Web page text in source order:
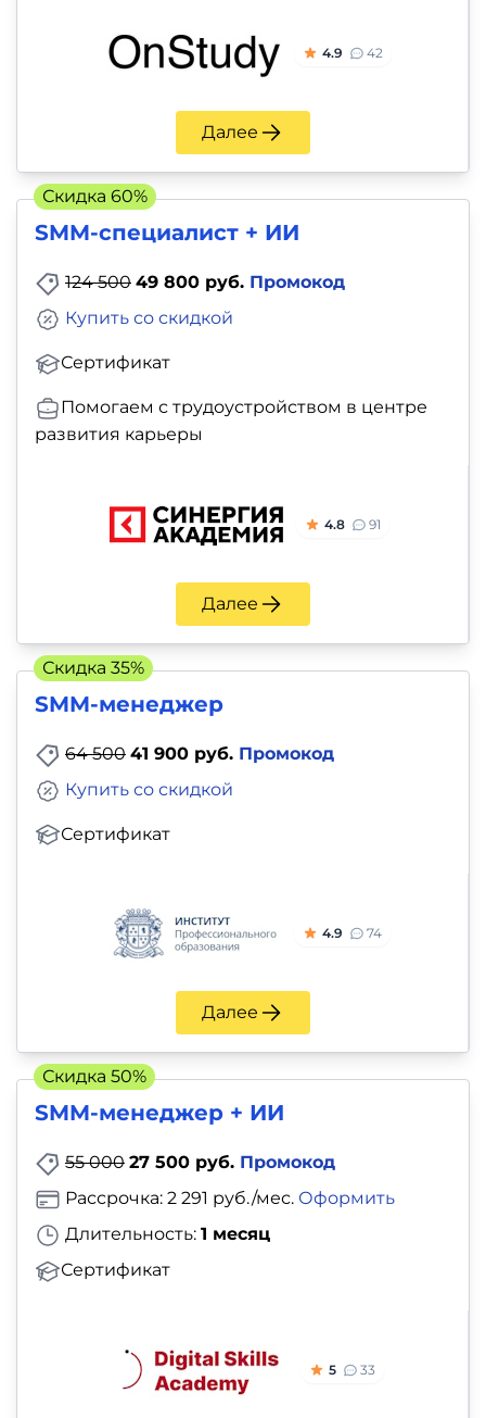
4.9 42
Далее
SMM-специалист + ИИ
124 500 49 800 руб. Промокод
Сертификат
Купить со скидкой
Помогаем с трудоустройством в центре
развития карьеры
4.8 91
Далее
Скидка 60%
SMM-менеджер
64 500 41 900 руб. Промокод
Сертификат
Купить со скидкой
4.9 74
Далее
Скидка 35%
SMM-менеджер + ИИ
55 000 27 500 руб. Промокод
Длительность: 1 месяц
Сертификат
Рассрочка: 2 291 руб./мес. Оформить
5 33
Скидка 50%